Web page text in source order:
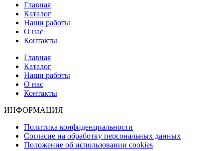
Главная
Каталог
Наши работы
О нас
Контакты
Главная
Каталог
Наши работы
О нас
Контакты
ИНФОРМАЦИЯ
Политика конфиденциальности
Согласие на обработку персональных данных
Положение об использовании cookies